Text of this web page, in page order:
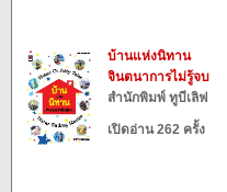
บ้านแห่งนิทาน
จินตนาการไม่รู้จบ
สำนักพิมพ์ ทูบีเลิฟ
เปิดอ่าน 262 ครั้ง